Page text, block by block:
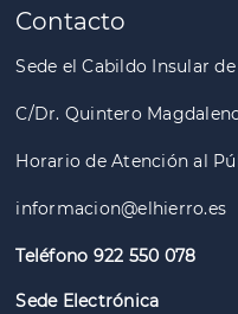
Contacto
Sede el Cabildo Insular
C/Dr. Quintero
Horario de Atención al
informacion@elhierro.es
Teléfono 922 550 078
Sede Electrónica